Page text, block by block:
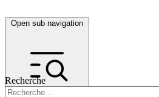
Open sub navigation
Recherche